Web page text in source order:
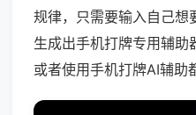
规律，只需要输入自己想
生成出手机打牌专用辅助
或者使用手机打牌AI辅助